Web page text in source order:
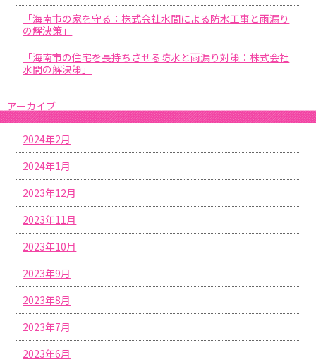
「海南市の家を守る：株式会社水間による防水工事と雨漏り
の解決策」
「海南市の住宅を長持ちさせる防水と雨漏り対策：株式会社
水間の解決策」
アーカイブ
2024年2月
2024年1月
2023年12月
2023年11月
2023年10月
2023年9月
2023年8月
2023年7月
2023年6月